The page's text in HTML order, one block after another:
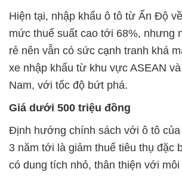
Hiện tại, nhập khẩu ô tô từ Ấn Độ
mức thuế suất cao tới 68%, nhưng
rẻ nên vẫn có sức cạnh tranh khá
xe nhập khẩu từ khu vực ASEAN
Nam, với tốc độ bứt phá.
Giá dưới 500 triệu đồng
Định hướng chính sách với ô tô của
3 năm tới là giảm thuế tiêu thụ đặc
có dung tích nhỏ, thân thiện với